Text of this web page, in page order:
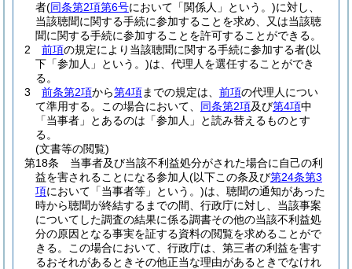
者(同条第2項第6号において「関係人」という。)に対し、
当該聴聞に関する手続に参加することを求め、又は当該聴
聞に関する手続に参加することを許可することができる。
2
前項の規定により当該聴聞に関する手続に参加する者(以
下「参加人」という。)は、代理人を選任することができ
る。
3
前条第2項から第4項までの規定は、 前項の代理人につい
て準用する。
この場合において、 同条第2項及び第4項中
「当事者」とあるのは「参加人」と読み替えるものとす
る。
(文書等の閲覧)
第18条
当事者及び当該不利益処分がされた場合に自己の利
益を害されることになる参加人(以下この条及び第24条第3
項において「当事者等」という。)は、聴聞の通知があった
時から聴聞が終結するまでの間、行政庁に対し、当該事案
についてした調査の結果に係る調書その他の当該不利益処
分の原因となる事実を証する資料の閲覧を求めることがで
きる。
この場合において、行政庁は、第三者の利益を害す
るおそれがあるときその他正当な理由があるときでなけれ